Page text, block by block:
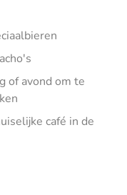
of avond om te
café in de